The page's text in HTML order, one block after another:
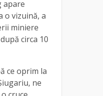
apare
o vizuină, a
miniere
circa 10
ce oprim la
ne